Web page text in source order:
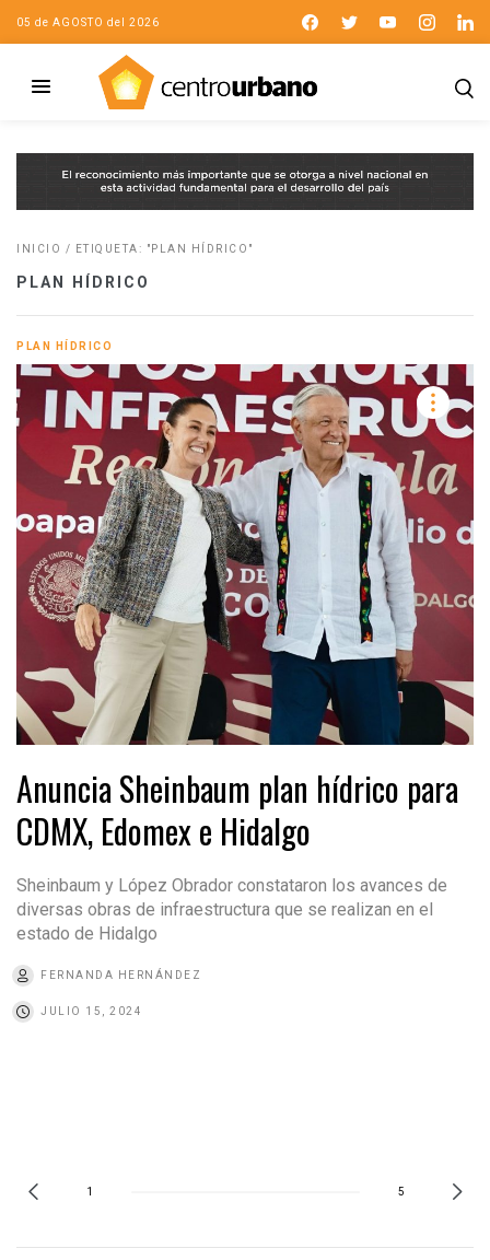
05 de AGOSTO del 2026
INICIO / ETIQUETA: "PLAN HÍDRICO"
PLAN HÍDRICO
PLAN HÍDRICO
Anuncia Sheinbaum plan hídrico para
CDMX, Edomex e Hidalgo
Sheinbaum y López Obrador constataron los avances de
diversas obras de infraestructura que se realizan en el
estado de Hidalgo
FERNANDA HERNÁNDEZ
JULIO 15, 2024
1 5